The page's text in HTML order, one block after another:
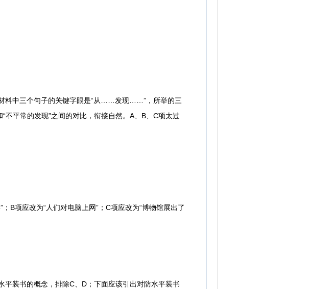
料中三个句子的关键字眼是“从……发现……”，所举的三
不平常的发现”之间的对比，衔接自然。A、B、C项太过
B项应改为“人们对电脑上网”；C项应改为“博物馆展出了
装书的概念，排除C、D；下面应该引出对防水平装书